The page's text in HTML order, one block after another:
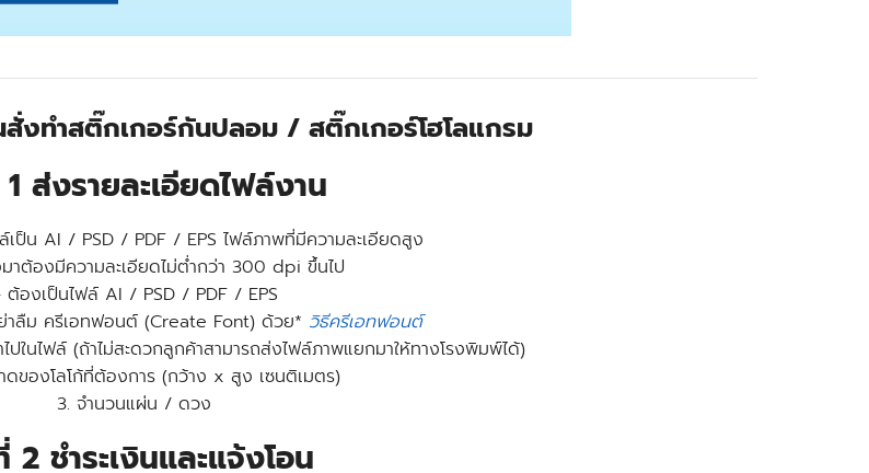
งทำสติ๊กเกอร์กันปลอม / สติ๊กเกอร์โฮโลแกรม
ส่งรายละเอียดไฟล์งาน
เป็น AI / PSD / PDF / EPS ไฟล์ภาพที่มีความละเอียดสูง
าต้องมีความละเอียดไม่ต่ำกว่า 300 dpi ขึ้นไป
ต้องเป็นไฟล์ AI / PSD / PDF / EPS
าลืม ครีเอทฟอนต์ (Create Font) ด้วย* วิธีครีเอทฟอนต์
ในไฟล์ (ถ้าไม่สะดวกลูกค้าสามารถส่งไฟล์ภาพแยกมาให้ทางโรงพิมพ์ได้)
ดของโลโก้ที่ต้องการ (กว้าง x สูง เซนติเมตร)
3. จำนวนแผ่น / ดวง
2 ชำระเงินและแจ้งโอน